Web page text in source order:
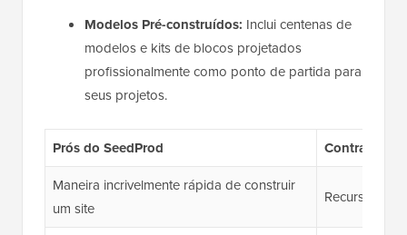
Modelos Pré-construídos: Inclui centenas de
modelos e kits de blocos projetados
profissionalmente como ponto de partida para
seus projetos.
Prós do SeedProd
Contras do
Maneira incrivelmente rápida de construir
um site
Recursos de